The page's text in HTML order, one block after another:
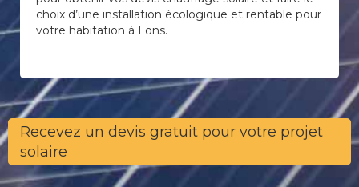
choix d’une installation écologique et rentable pour
votre habitation à Lons.
Recevez un devis gratuit pour votre projet
solaire